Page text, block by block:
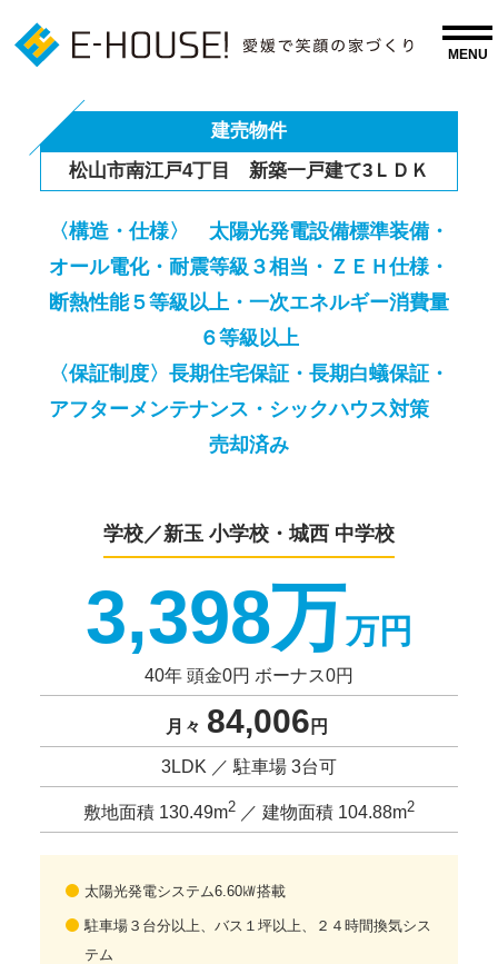
建売物件
松山市南江戸4丁目 新築一戸建て3ＬＤＫ
〈構造・仕様〉 太陽光発電設備標準装備・
オール電化・耐震等級３相当・ＺＥＨ仕様・
断熱性能５等級以上・一次エネルギー消費量
６等級以上
〈保証制度〉長期住宅保証・長期白蟻保証・
アフターメンテナンス・シックハウス対策
売却済み
学校／新玉 小学校・城西 中学校
3,398万万円
40年 頭金0円 ボーナス0円
月々 84,006 円
3LDK ／ 駐車場 3台可
敷地面積 130.49m2 ／ 建物面積 104.88m2
太陽光発電システム6.60㎾搭載
駐車場３台分以上、バス１坪以上、２４時間換気シス
テム